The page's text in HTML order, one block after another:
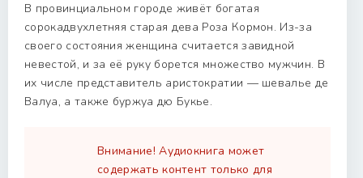
В провинциальном городе живёт богатая
сорокадвухлетняя старая дева Роза Кормон. Из-за
своего состояния женщина считается завидной
невестой, и за её руку борется множество мужчин. В
их числе представитель аристократии — шевалье де
Валуа, а также буржуа дю Букье.
Внимание! Аудиокнига может
содержать контент только для